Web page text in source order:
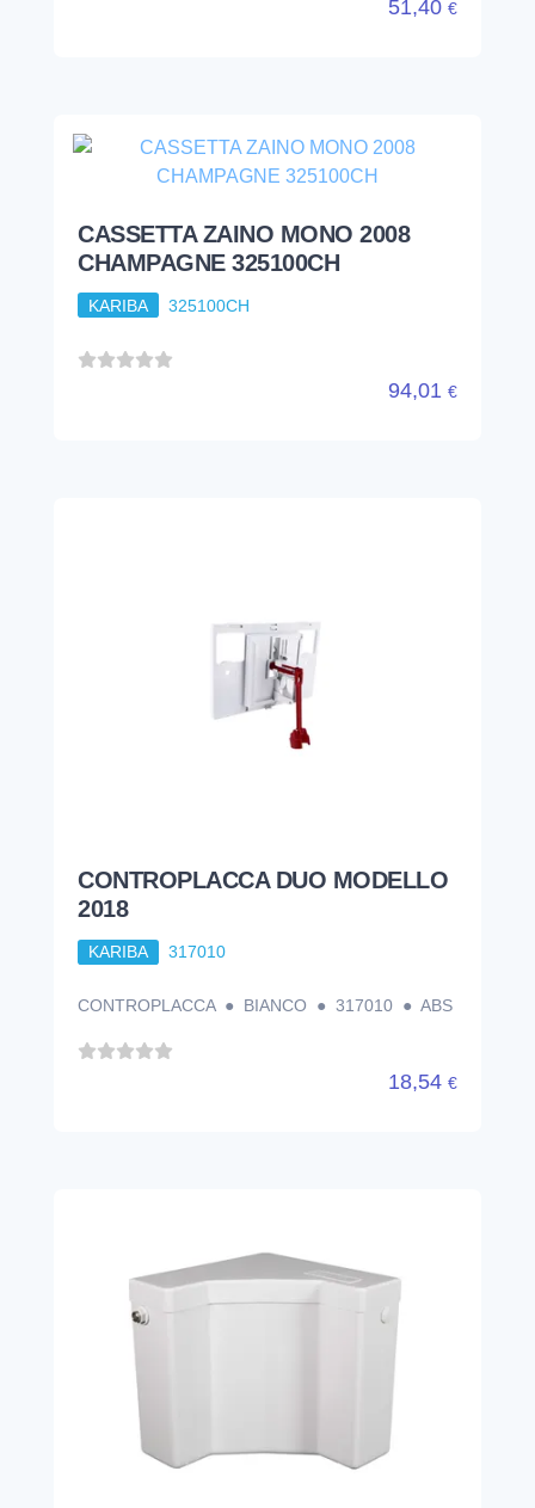
51,40 €
CASSETTA ZAINO MONO 2008
CHAMPAGNE 325100CH
KARIBA 325100CH
94,01 €
CONTROPLACCA DUO MODELLO
2018
KARIBA 317010
CONTROPLACCA ● BIANCO ● 317010 ● ABS
18,54 €